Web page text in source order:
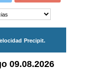
Precipit.
09.08.2026